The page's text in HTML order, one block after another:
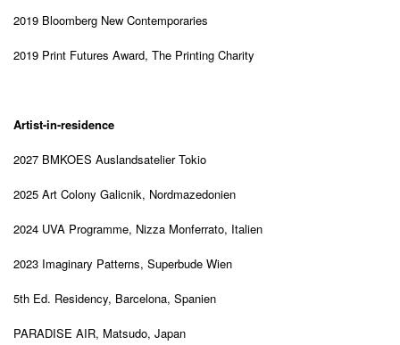
2019 Bloomberg New Contemporaries
2019 Print Futures Award, The Printing Charity
Artist-in-residence
2027 BMKOES Auslandsatelier Tokio
2025 Art Colony Galicnik, Nordmazedonien
2024 UVA Programme, Nizza Monferrato, Italien
2023 Imaginary Patterns, Superbude Wien
5th Ed. Residency, Barcelona, Spanien
PARADISE AIR, Matsudo, Japan